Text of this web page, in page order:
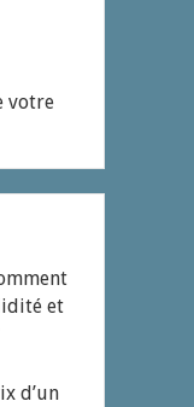
votre
et
d’un